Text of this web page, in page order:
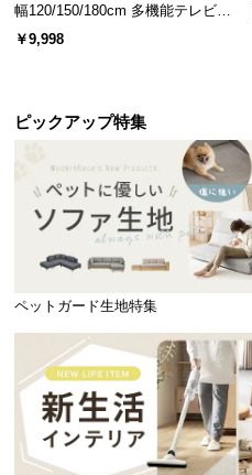
幅120/150/180cm 多機能テレビボ
ード 木目/石目調 オープン収納・
引き出し収納付き
￥9,998
ピックアップ特集
ペットガード生地特集